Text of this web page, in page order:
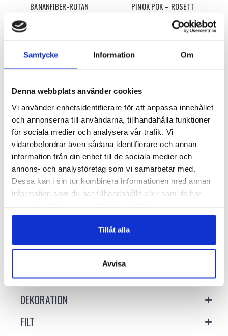
Samtycke Information Om
Denna webbplats använder cookies
Vi använder enhetsidentifierare för att anpassa innehållet
och annonserna till användarna, tillhandahålla funktioner
för sociala medier och analysera vår trafik. Vi
vidarebefordrar även sådana identifierare och annan
information från din enhet till de sociala medier och
annons- och analysföretag som vi samarbetar med.
Dessa kan i sin tur kombinera informationen med annan
information som du har tillhandahållit eller som de har
Tillåt alla
Avvisa
BANANFIBER-RUTAN PINOK POK – ROSETT
READ MORE
BAO
BAO – NATUR
Logga in för att se pris
READ MORE
7104/P-Ozelot
BANANFIBER – OZELOT
Logga in för att se pris
VÄLJ ALTERNATIV
SORTIMENT
DEKORATION
FILT